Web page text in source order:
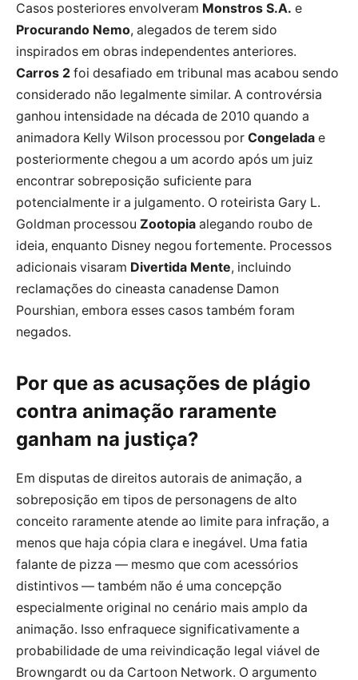
Casos posteriores envolveram Monstros S.A. e
Procurando Nemo, alegados de terem sido
inspirados em obras independentes anteriores.
Carros 2 foi desafiado em tribunal mas acabou sendo
considerado não legalmente similar. A controvérsia
ganhou intensidade na década de 2010 quando a
animadora Kelly Wilson processou por Congelada e
posteriormente chegou a um acordo após um juiz
encontrar sobreposição suficiente para
potencialmente ir a julgamento. O roteirista Gary L.
Goldman processou Zootopia alegando roubo de
ideia, enquanto Disney negou fortemente. Processos
adicionais visaram Divertida Mente, incluindo
reclamações do cineasta canadense Damon
Pourshian, embora esses casos também foram
negados.
Por que as acusações de plágio
contra animação raramente
ganham na justiça?
Em disputas de direitos autorais de animação, a
sobreposição em tipos de personagens de alto
conceito raramente atende ao limite para infração, a
menos que haja cópia clara e inegável. Uma fatia
falante de pizza — mesmo que com acessórios
distintivos — também não é uma concepção
especialmente original no cenário mais amplo da
animação. Isso enfraquece significativamente a
probabilidade de uma reivindicação legal viável de
Browngardt ou da Cartoon Network. O argumento